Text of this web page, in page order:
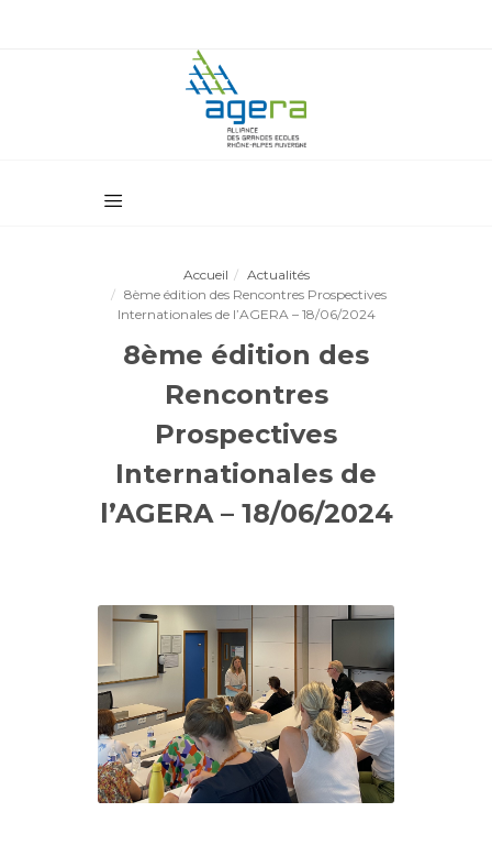
Accueil
Actualités
8ème édition des Rencontres Prospectives
Internationales de l’AGERA – 18/06/2024
8ème édition des
Rencontres
Prospectives
Internationales de
l’AGERA – 18/06/2024